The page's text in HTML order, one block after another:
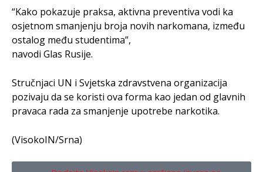
“Kako pokazuje praksa, aktivna preventiva vodi ka
osjetnom smanjenju broja novih narkomana, između
ostalog među studentima”,
navodi Glas Rusije.
Stručnjaci UN i Svjetska zdravstvena organizacija
pozivaju da se koristi ova forma kao jedan od glavnih
pravaca rada za smanjenje upotrebe narkotika.
(VisokoIN/Srna)